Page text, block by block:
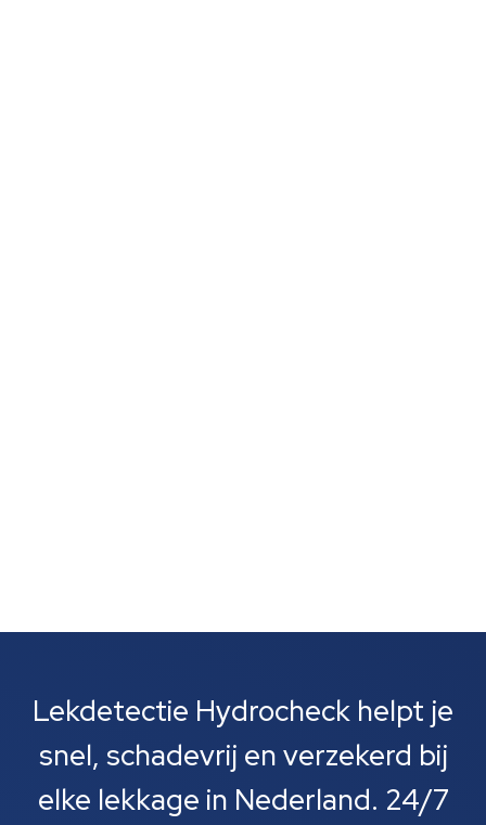
Lekdetectie Hydrocheck helpt je
snel, schadevrij en verzekerd bij
elke lekkage in Nederland. 24/7